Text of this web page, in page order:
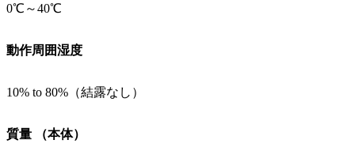
0℃～40℃
動作周囲湿度
10% to 80%（結露なし）
質量 （本体）